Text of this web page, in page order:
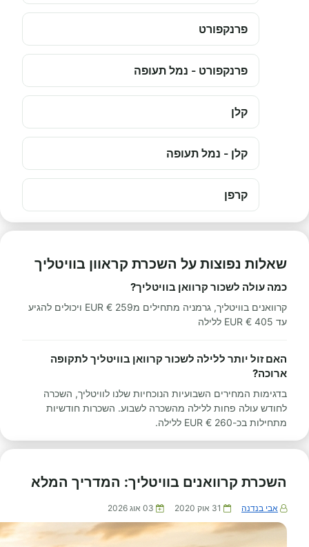
פרנקפורט
פרנקפורט - נמל תעופה
קלן
קלן - נמל תעופה
קרפן
שאלות נפוצות על השכרת קראוון בוויטליך
כמה עולה לשכור קרוואן בוויטליך?
קרוואנים בוויטליך, גרמניה מתחילים מ259 € EUR ויכולים להגיע
עד 405 € EUR ללילה
האם זול יותר ללילה לשכור קרוואן בוויטליך לתקופה
ארוכה?
בדגימות המחירים השבועיות הנוכחיות שלנו לוויטליך, השכרה
לחודש עולה פחות ללילה מהשכרה לשבוע. השכרות חודשיות
מתחילות בכ-260 € EUR ללילה.
השכרת קרוואנים בוויטליך: המדריך המלא
אבי בנדנה 31 אוק 2020 03 אוג 2026